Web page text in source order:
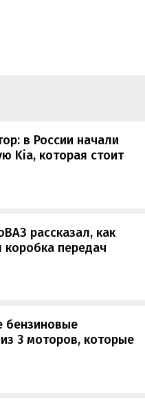
в России начали
Kia, которая стоит
рассказал, как
коробка передач
бензиновые
3 моторов, которые